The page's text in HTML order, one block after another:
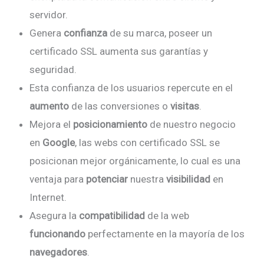
servidor.
Genera confianza de su marca, poseer un
certificado SSL aumenta sus garantías y
seguridad.
Esta confianza de los usuarios repercute en el
aumento de las conversiones o visitas
Mejora el posicionamiento de nuestro negocio
en Google, las webs con certificado SSL se
posicionan mejor orgánicamente, lo cual es una
ventaja para potenciar nuestra visibilidad en
Internet.
Asegura la compatibilidad de la web
funcionando perfectamente en la mayoría de los
navegadores